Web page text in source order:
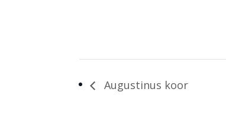
Augustinus koor